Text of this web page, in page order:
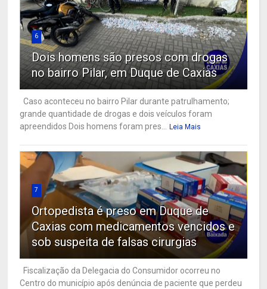
6
Dois homens são presos com drogas
no bairro Pilar, em Duque de Caxias
Caso aconteceu no bairro Pilar durante patrulhamento;
grande quantidade de drogas e dois veículos foram
apreendidos Dois homens foram pres...
Leia Mais
7
Ortopedista é preso em Duque de
Caxias com medicamentos vencidos e
sob suspeita de falsas cirurgias
Fiscalização da Delegacia do Consumidor ocorreu no
Centro do município após denúncia de paciente que perdeu